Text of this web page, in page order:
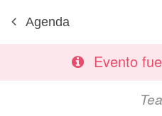
Agenda
Evento